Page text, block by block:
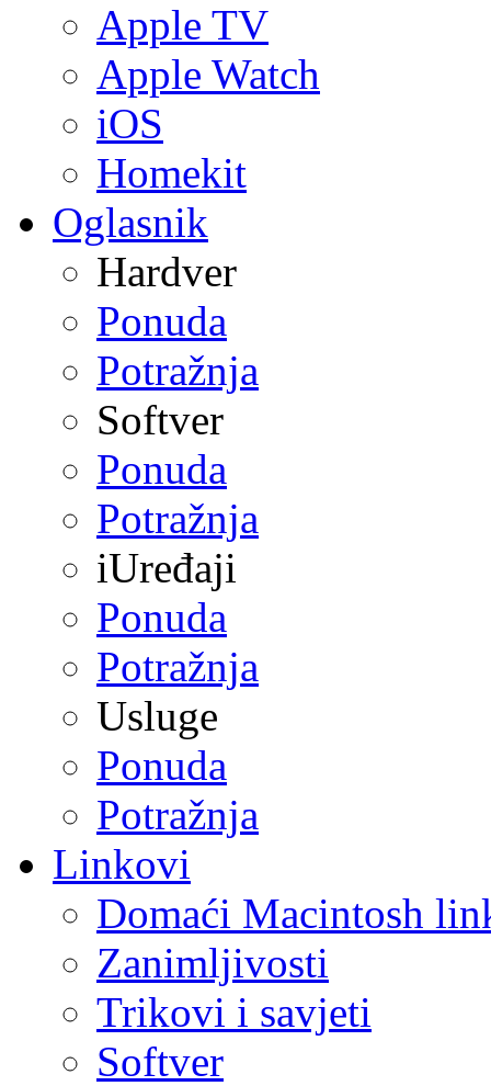
Apple TV
Apple Watch
iOS
Homekit
Oglasnik
Hardver
Ponuda
Potražnja
Softver
Ponuda
Potražnja
iUređaji
Ponuda
Potražnja
Usluge
Ponuda
Potražnja
Linkovi
Domaći Macintosh
Zanimljivosti
Trikovi i savjeti
Softver